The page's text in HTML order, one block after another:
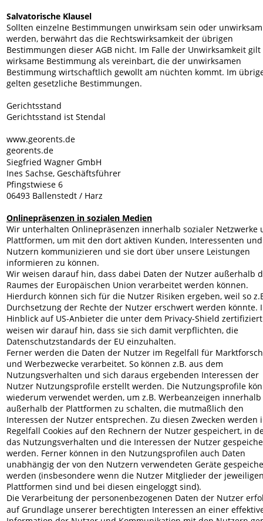
Salvatorische Klausel
Sollten einzelne Bestimmungen unwirksam sein oder
werden, berwährt das die Rechtswirksamkeit der übrigen
Bestimmungen dieser AGB nicht. Im Falle der Unwirksamkeit
wirksame Bestimmung als vereinbart, die der unwirksamen
Bestimmung wirtschaftlich gewollt am nüchten kommt. Im
gelten gesetzliche Bestimmungen.
Gerichtsstand
Gerichtsstand ist Stendal
www.georents.de
georents.de
Siegfried Wagner GmbH
Ines Sachse, Geschäftsführer
Pfingstwiese 6
06493 Ballenstedt / Harz
Onlinepräsenzen in sozialen Medien
Wir unterhalten Onlinepräsenzen innerhalb sozialer Netzwerke
Plattformen, um mit den dort aktiven Kunden, Interessenten
Nutzern kommunizieren und sie dort über unsere Leistungen
informieren zu können.
Wir weisen darauf hin, dass dabei Daten der Nutzer außerhalb
Raumes der Europäischen Union verarbeitet werden können.
Hierdurch können sich für die Nutzer Risiken ergeben, weil so
Durchsetzung der Rechte der Nutzer erschwert werden könnte.
Hinblick auf US-Anbieter die unter dem Privacy-Shield
weisen wir darauf hin, dass sie sich damit verpflichten, die
Datenschutzstandards der EU einzuhalten.
Ferner werden die Daten der Nutzer im Regelfall für
und Werbezwecke verarbeitet. So können z.B. aus dem
Nutzungsverhalten und sich daraus ergebenden Interessen der
Nutzer Nutzungsprofile erstellt werden. Die Nutzungsprofile
wiederum verwendet werden, um z.B. Werbeanzeigen
außerhalb der Plattformen zu schalten, die mutmaßlich den
Interessen der Nutzer entsprechen. Zu diesen Zwecken werden
Regelfall Cookies auf den Rechnern der Nutzer gespeichert, in
das Nutzungsverhalten und die Interessen der Nutzer
werden. Ferner können in den Nutzungsprofilen auch Daten
unabhängig der von den Nutzern verwendeten Geräte
werden (insbesondere wenn die Nutzer Mitglieder der
Plattformen sind und bei diesen eingeloggt sind).
Die Verarbeitung der personenbezogenen Daten der Nutzer
auf Grundlage unserer berechtigten Interessen an einer